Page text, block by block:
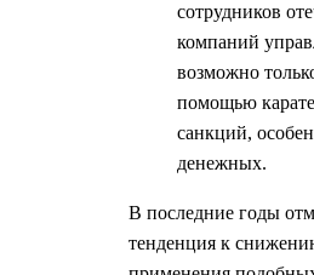
сотрудников
компаний
возможно
помощью
санкций,
денежных.
В последние годы
тенденция к